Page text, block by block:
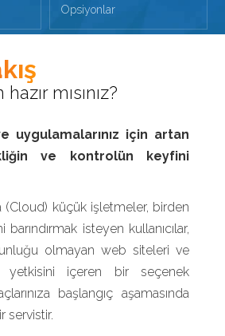
Opsiyonlar
mısınız?
uygulamalarınız için artan
ve kontrolün keyfini
(Cloud) küçük işletmeler, birden
isteyen kullanıcılar,
olmayan web siteleri ve
yetkisini içeren bir seçenek
başlangıç aşamasında
servistir.